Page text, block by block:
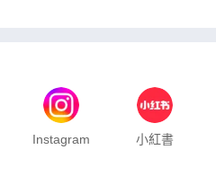
Instagram 小紅書